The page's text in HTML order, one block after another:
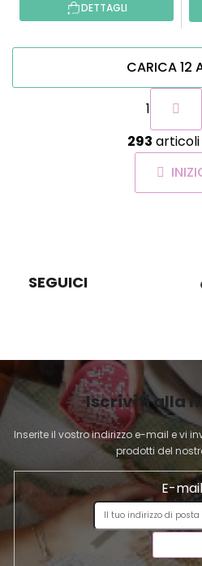
DETTAGLI
C
o
n
t
r
'
e
l
e
n
c
o
CARICA 12
P
g
i
n
a
z
1
293
G
N
SEGUICI
Iscriviti alla
Inserite il vostro indirizzo e-mail e vi
prodotti del
E-mail